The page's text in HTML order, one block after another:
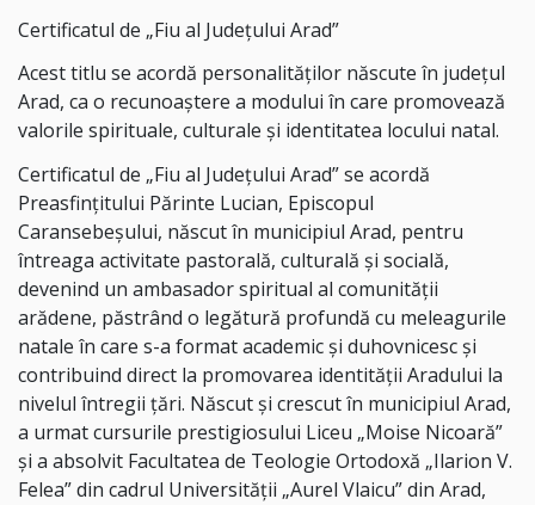
Certificatul de „Fiu al Județului Arad”
Acest titlu se acordă personalităților născute în județul
Arad, ca o recunoaștere a modului în care promovează
valorile spirituale, culturale și identitatea locului natal.
Certificatul de „Fiu al Județului Arad” se acordă
Preasfințitului Părinte Lucian, Episcopul
Caransebeșului, născut în municipiul Arad, pentru
întreaga activitate pastorală, culturală și socială,
devenind un ambasador spiritual al comunității
arădene, păstrând o legătură profundă cu meleagurile
natale în care s-a format academic și duhovnicesc și
contribuind direct la promovarea identității Aradului la
nivelul întregii țări. Născut și crescut în municipiul Arad,
a urmat cursurile prestigiosului Liceu „Moise Nicoară”
și a absolvit Facultatea de Teologie Ortodoxă „Ilarion V.
Felea” din cadrul Universității „Aurel Vlaicu” din Arad,